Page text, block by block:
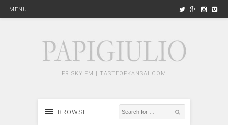
MENU
FRISKY.FM | TASTEOFKANSAI.COM
BROWSE